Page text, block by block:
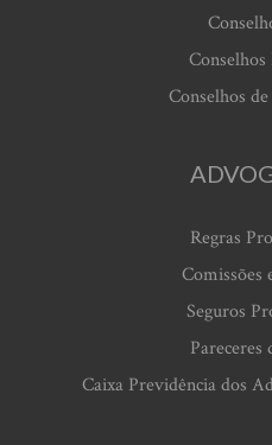
Conselhos
Conselhos
Regras
Comissões
Seguros
Pareceres
Caixa Previdência dos